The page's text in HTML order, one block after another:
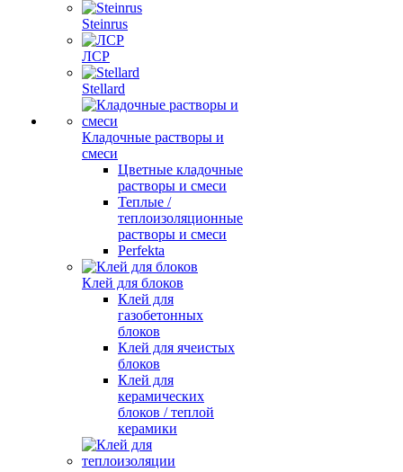
Steinrus
ЛСР
Stellard
Кладочные растворы и
смеси
Цветные кладочные
растворы и смеси
Теплые /
теплоизоляционные
растворы и смеси
Perfekta
Клей для блоков
Клей для
газобетонных
блоков
Клей для ячеистых
блоков
Клей для
керамических
блоков / теплой
керамики